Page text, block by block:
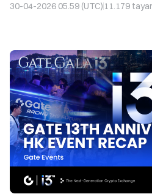
30-04-2026 05.59 (UTC) 11.179